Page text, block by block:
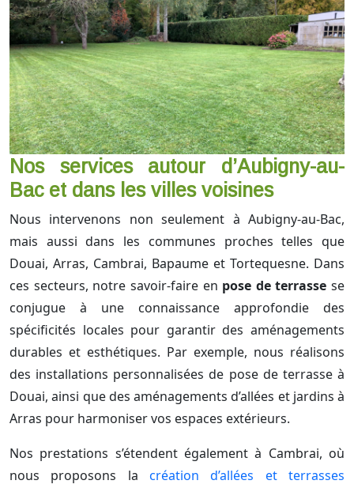
Nos services autour d’Aubigny-au-
Bac et dans les villes voisines
Nous intervenons non seulement à Aubigny-au-Bac,
mais aussi dans les communes proches telles que
Douai, Arras, Cambrai, Bapaume et Tortequesne. Dans
ces secteurs, notre savoir-faire en pose de terrasse se
conjugue à une connaissance approfondie des
spécificités locales pour garantir des aménagements
durables et esthétiques. Par exemple, nous réalisons
des installations personnalisées de pose de terrasse à
Douai, ainsi que des aménagements d’allées et jardins à
Arras pour harmoniser vos espaces extérieurs.
Nos prestations s’étendent également à Cambrai, où
nous proposons la création d’allées et terrasses